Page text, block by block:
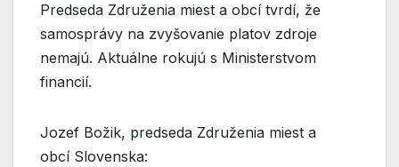
Predseda Združenia miest a obcí tvrdí, že
samosprávy na zvyšovanie platov zdroje
nemajú. Aktuálne rokujú s Ministerstvom
financií.
Jozef Božik, predseda Združenia miest a
obcí Slovenska: